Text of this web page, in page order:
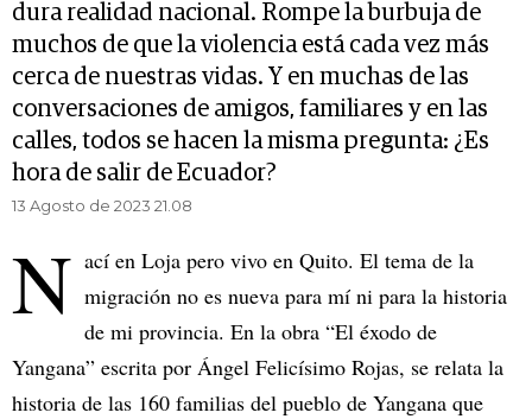
dura realidad nacional. Rompe la burbuja de
muchos de que la violencia está cada vez más
cerca de nuestras vidas. Y en muchas de las
conversaciones de amigos, familiares y en las
calles, todos se hacen la misma pregunta: ¿Es
hora de salir de Ecuador?
13 Agosto de 2023 21.08
N ací en Loja pero vivo en Quito. El tema de la
migración no es nueva para mí ni para la historia
de mi provincia. En la obra “El éxodo de
Yangana” escrita por Ángel Felicísimo Rojas, se relata la
historia de las 160 familias del pueblo de Yangana que